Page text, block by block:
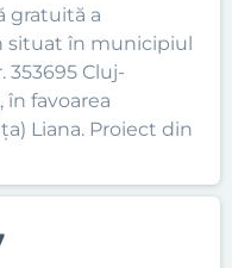
gratuită a
situat în municipiul
353695 Cluj-
în favoarea
Liana. Proiect din